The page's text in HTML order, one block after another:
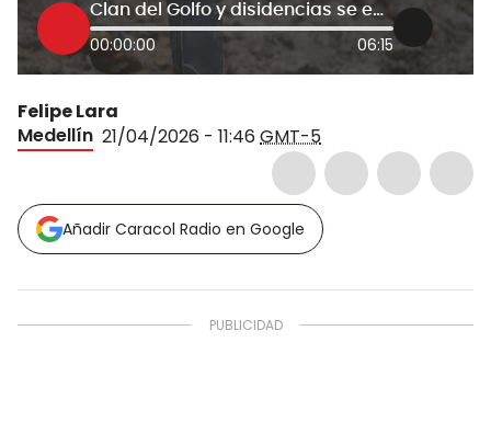
Clan del Golfo y disidencias se enfrentan en Briceño por dominio de “economías ilícitas”: Ejército
00:00:00 06:15
Felipe Lara
Medellín 21/04/2026 - 11:46 GMT-5
Añadir Caracol Radio en Google